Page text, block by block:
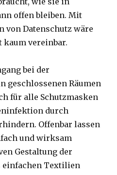
offen bleiben. Mit
von Datenschutz wäre
kaum vereinbar.
bei der
geschlossenen Räumen
für alle Schutzmasken
durch
Offenbar lassen
und wirksam
Gestaltung der
einfachen Textilien